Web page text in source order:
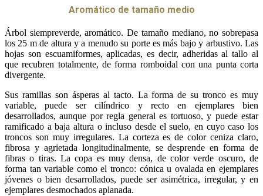
Aromático de tamaño medio
Árbol siempreverde, aromático. De tamaño mediano, no sobrepasa
los 25 m de altura y a menudo su porte es más bajo y arbustivo. Las
hojas son escuamiformes, aplicadas, es decir, adheridas al tallo al
que recubren totalmente, de forma romboidal con una punta corta
divergente.
Sus ramillas son ásperas al tacto. La forma de su tronco es muy
variable, puede ser cilíndrico y recto en ejemplares bien
desarrollados, aunque por regla general es tortuoso, y puede estar
ramificado a baja altura o incluso desde el suelo, en cuyo caso los
troncos son muy irregulares. La corteza es de color ceniza claro,
fibrosa y agrietada longitudinalmente, se desprende en forma de
fibras o tiras. La copa es muy densa, de color verde oscuro, de
forma tan variable como el tronco: cónica u ovalada en ejemplares
jóvenes o bien desarrollados, puede ser asimétrica, irregular, y en
ejemplares desmochados aplanada.